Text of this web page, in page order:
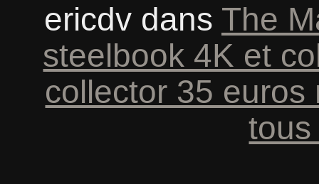
ericdvdans The
steelbook 4K et
collector 35